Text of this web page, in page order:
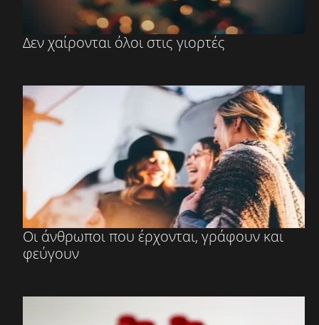
Δεν χαίρονται όλοι στις γιορτές
Οι άνθρωποι που έρχονται, γράφουν και
φεύγουν